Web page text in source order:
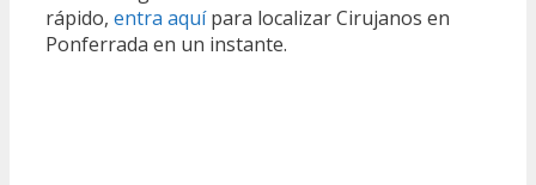
rápido, entra aquípara localizar Cirujanos en
Ponferrada en un instante.